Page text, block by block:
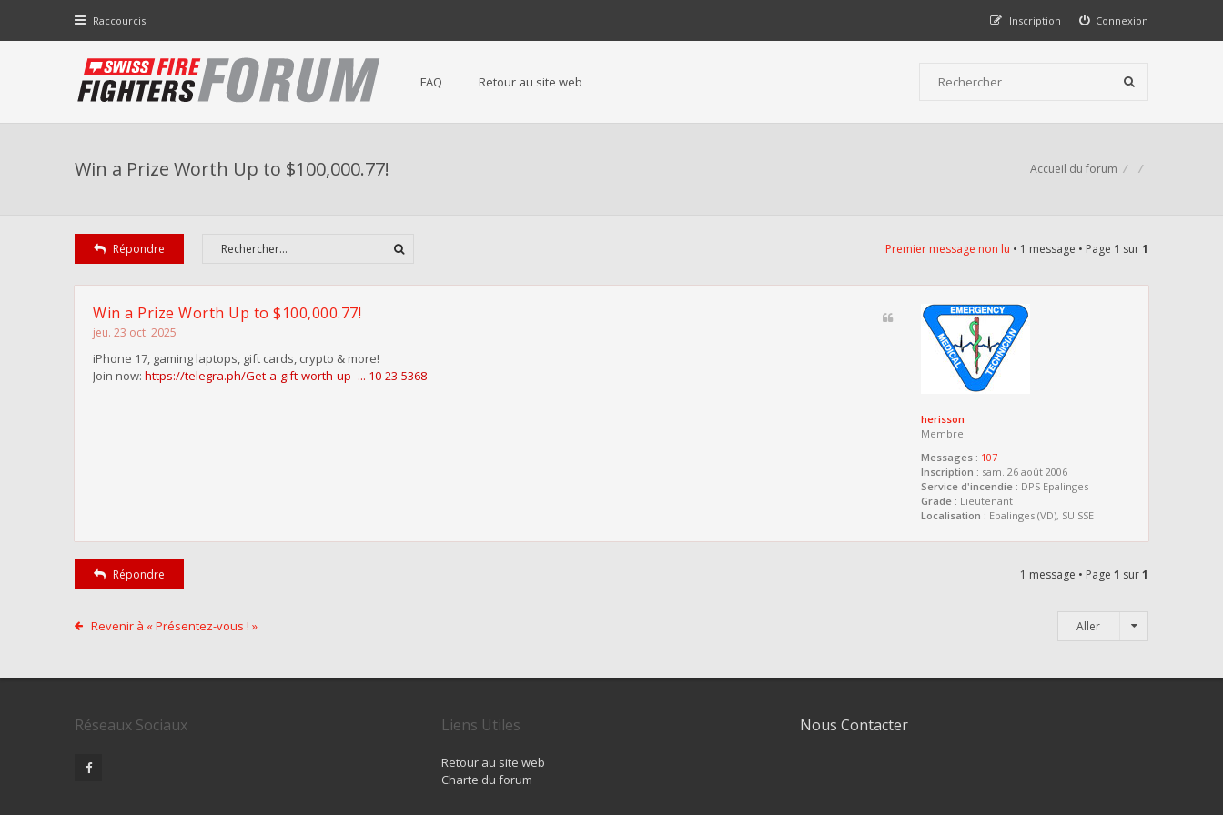
Raccourcis Connexion
Inscription
FAQ Retour au site web
Win a Prize Worth Up to $100,000.77! Accueil du forum
Répondre Premier message non lu • 1 message • Page 1 sur1
herisson
Membre
Messages : 107
Inscription : sam. 26 août 2006
Service d'incendie : DPS Epalinges
Grade : Lieutenant
Localisation : Epalinges (VD), SUISSE
Win a Prize Worth Up to $100,000.77!
jeu. 23 oct. 2025
iPhone 17, gaming laptops, gift cards, crypto & more!
Join now: https://telegra.ph/Get-a-gift-worth-up- ... 10-23-5368
Répondre 1 message • Page 1 sur1
Revenir à « Présentez-vous ! » Aller
Réseaux Sociaux Liens Utiles
Retour au site web
Charte du forum
Nous Contacter